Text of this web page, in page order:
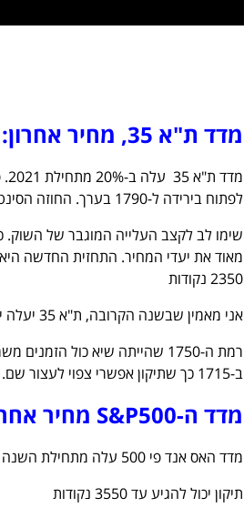
מדד ת"א 35, מחיר אחרון: 1800
לפתוח בירידה ל-1790 בערך. החוזה הסינטטי(המדד הגלום במחירי האופציות) סגר ב-1798
שימו לב לקצב העלייה המוגבר של
2350 נקודות
אני מאמין שבשנה הקרובה, ת"א 35 יעלה יותר מה-S500&P
רמת ה-1750 שהייתה שיא כול
ב-1715 כך שתיקון אפשרי צפוי לעצור שם.
מדד ה-S&P500 מחיר אחרון
מדד האס אנד פי 500 עלה מתחילת השנה בכ-19.5%. המגמה חיובית
תיקון יכול להגיע עד 3550 נקודות